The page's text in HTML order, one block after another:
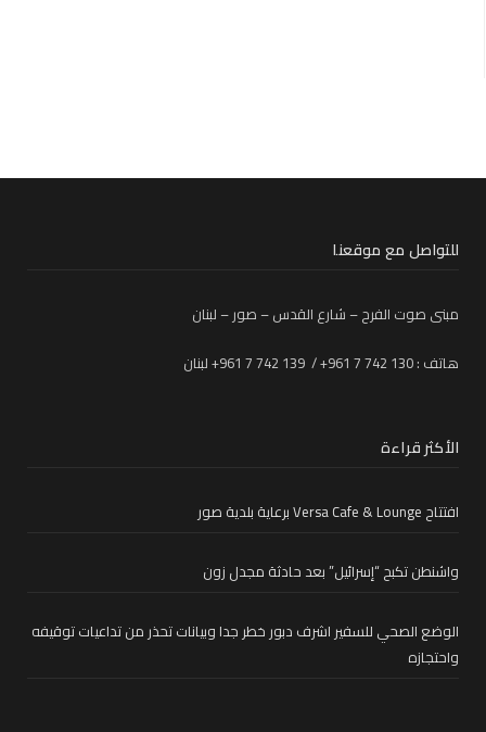
للتواصل مع موقعنا
مبنى صوت الفرح – شارع القدس – صور – لبنان
هاتف : 130 742 7 961+ / 139 742 7 961+ لبنان
الأكثر قراءة
افتتاح Versa Cafe & Lounge برعاية بلدية صور
واشنطن تكبح “إسرائيل” بعد حادثة مجدل زون
الوضع الصحي للسفير اشرف دبور خطر جدا وبيانات تحذر من تداعيات توقيفه
واحتجازه